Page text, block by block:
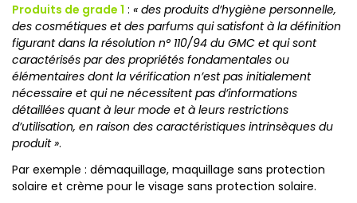
Produits de grade 1 : « des produits d’hygiène personnelle,
des cosmétiques et des parfums qui satisfont à la définition
figurant dans la résolution n° 110/94 du GMC et qui sont
caractérisés par des propriétés fondamentales ou
élémentaires dont la vérification n’est pas initialement
nécessaire et qui ne nécessitent pas d’informations
détaillées quant à leur mode et à leurs restrictions
d’utilisation, en raison des caractéristiques intrinsèques du
produit ».
Par exemple : démaquillage, maquillage sans protection
solaire et crème pour le visage sans protection solaire.